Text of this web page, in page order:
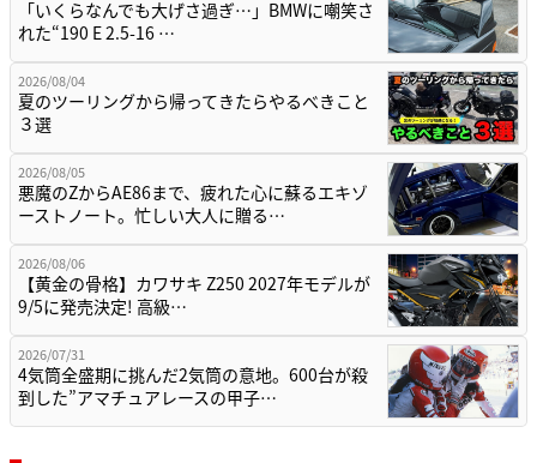
「いくらなんでも大げさ過ぎ…」BMWに嘲笑さ
れた“190 E 2.5-16 …
2026/08/04
夏のツーリングから帰ってきたらやるべきこと
３選
2026/08/05
悪魔のZからAE86まで、疲れた心に蘇るエキゾ
ーストノート。忙しい大人に贈る…
2026/08/06
【黄金の骨格】カワサキ Z250 2027年モデルが
9/5に発売決定! 高級…
2026/07/31
4気筒全盛期に挑んだ2気筒の意地。600台が殺
到した”アマチュアレースの甲子…